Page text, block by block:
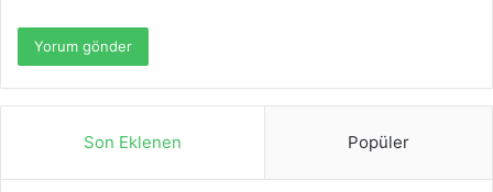
Son Eklenen Popüler